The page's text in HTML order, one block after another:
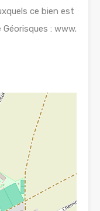
ce bien est
: www.